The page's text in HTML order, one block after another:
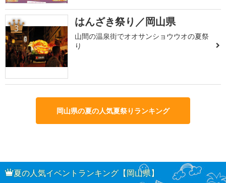
3 はんざき祭り／岡山県
山間の温泉街でオオサンショウウオの夏祭
り
岡山県の夏の人気夏祭りランキング
夏の人気イベントランキング【岡山県】